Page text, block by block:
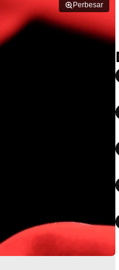
Perbesar